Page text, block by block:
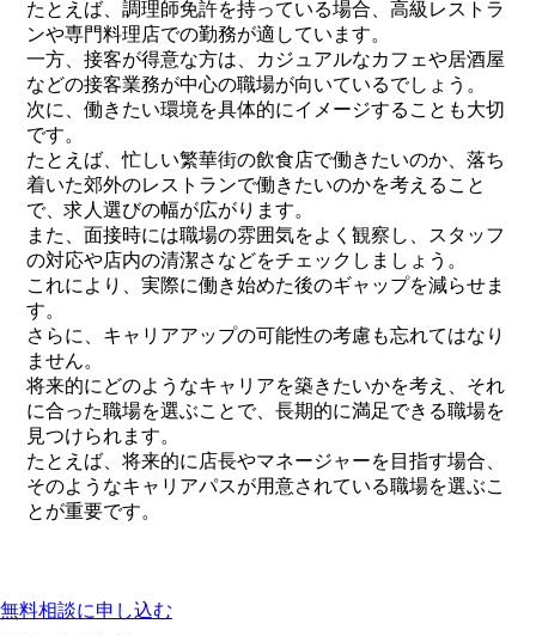
たとえば、調理師免許を持っている場合、高級レストラ
ンや専門料理店での勤務が適しています。
一方、接客が得意な方は、カジュアルなカフェや居酒屋
などの接客業務が中心の職場が向いているでしょう。
次に、働きたい環境を具体的にイメージすることも大切
です。
たとえば、忙しい繁華街の飲食店で働きたいのか、落ち
着いた郊外のレストランで働きたいのかを考えること
で、求人選びの幅が広がります。
また、面接時には職場の雰囲気をよく観察し、スタッフ
の対応や店内の清潔さなどをチェックしましょう。
これにより、実際に働き始めた後のギャップを減らせま
す。
さらに、キャリアアップの可能性の考慮も忘れてはなり
ません。
将来的にどのようなキャリアを築きたいかを考え、それ
に合った職場を選ぶことで、長期的に満足できる職場を
見つけられます。
たとえば、将来的に店長やマネージャーを目指す場合、
そのようなキャリアパスが用意されている職場を選ぶこ
とが重要です。
無料相談に申し込む